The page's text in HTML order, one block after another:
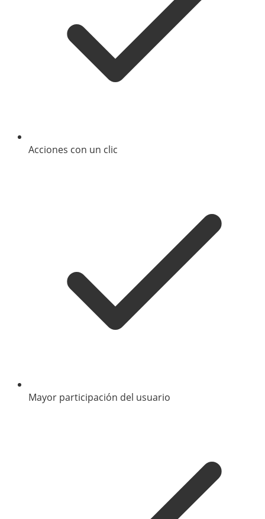
Acciones con un clic
Mayor participación del usuario